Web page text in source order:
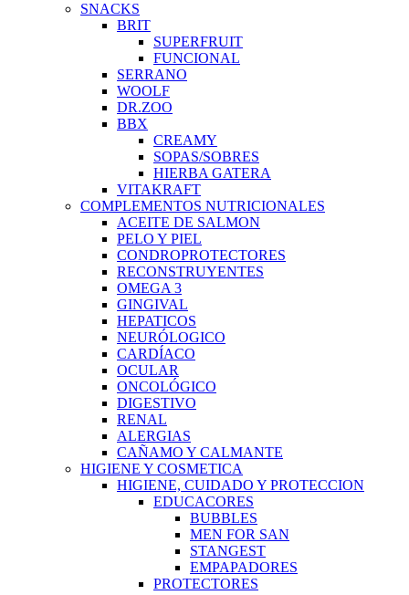
SNACKS
BRIT
SUPERFRUIT
FUNCIONAL
SERRANO
WOOLF
DR.ZOO
BBX
CREAMY
SOPAS/SOBRES
HIERBA GATERA
VITAKRAFT
COMPLEMENTOS NUTRICIONALES
ACEITE DE SALMON
PELO Y PIEL
CONDROPROTECTORES
RECONSTRUYENTES
OMEGA 3
GINGIVAL
HEPATICOS
NEURÓLOGICO
CARDÍACO
OCULAR
ONCOLÓGICO
DIGESTIVO
RENAL
ALERGIAS
CAÑAMO Y CALMANTE
HIGIENE Y COSMETICA
HIGIENE, CUIDADO Y PROTECCION
EDUCACORES
BUBBLES
MEN FOR SAN
STANGEST
EMPAPADORES
PROTECTORES